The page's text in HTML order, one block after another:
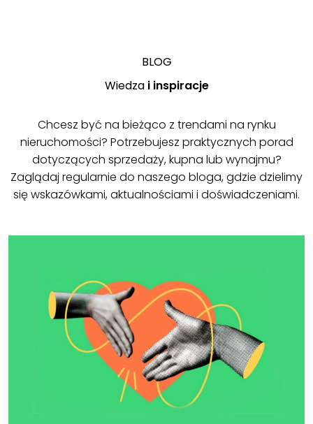
BLOG
Wiedza i inspiracje
Chcesz być na bieżąco z trendami na rynku
nieruchomości? Potrzebujesz praktycznych porad
dotyczących sprzedaży, kupna lub wynajmu?
Zaglądaj regularnie do naszego bloga, gdzie dzielimy
się wskazówkami, aktualnościami i doświadczeniami.